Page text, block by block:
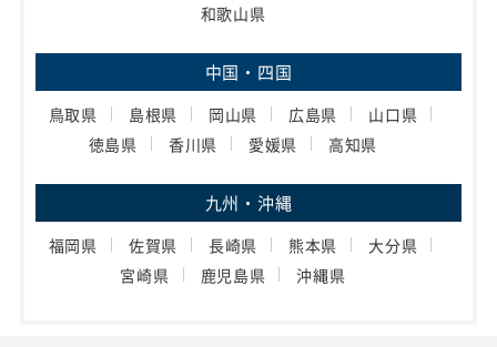
和歌山県
中国・四国
鳥取県 島根県 岡山県 広島県
山口県
徳島県
香川県 愛媛県 高知県
九州・沖縄
福岡県 佐賀県 長崎県 熊本県
大分県
宮崎県
鹿児島県 沖縄県